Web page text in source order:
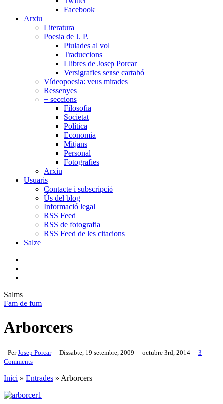
Facebook
Arxiu
Literatura
Poesia de J. P.
Piulades al vol
Traduccions
Llibres de Josep Porcar
Versigrafies sense cartabó
Vídeopoesia: veus mirades
Ressenyes
+ seccions
Filosofia
Societat
Política
Economia
Mitjans
Personal
Fotografies
Arxiu
Usuaris
Contacte i subscripció
Ús del blog
Informació legal
RSS Feed
RSS de fotografia
RSS Feed de les citacions
Salze
Salms
Fam de fum
Arborcers
Per Josep Porcar Dissabte, 19 setembre, 2009 octubre 3rd, 2014
3
Comments
Inici » Entrades » Arborcers